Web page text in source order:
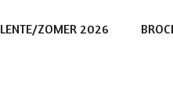
LENTE/ZOMER 2026